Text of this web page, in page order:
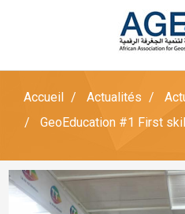
Accueil Actualités
GeoEducation #1 First